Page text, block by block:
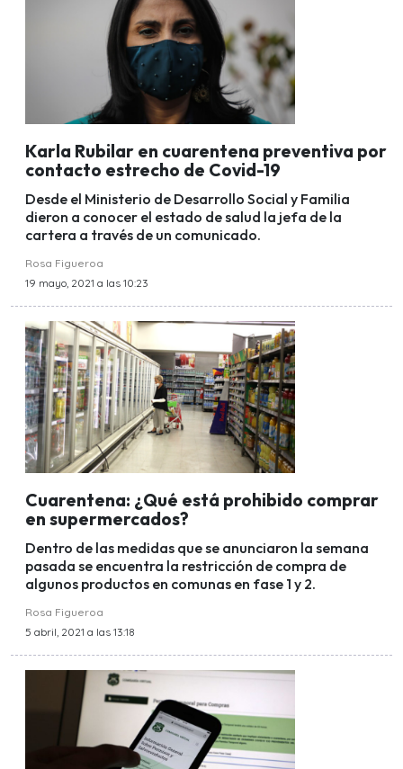
Karla Rubilar en cuarentena preventiva por
contacto estrecho de Covid-19
Desde el Ministerio de Desarrollo Social y Familia
dieron a conocer el estado de salud la jefa de la
cartera a través de un comunicado.
Rosa Figueroa
19 mayo, 2021 a las 10:23
Cuarentena: ¿Qué está prohibido comprar
en supermercados?
Dentro de las medidas que se anunciaron la semana
pasada se encuentra la restricción de compra de
algunos productos en comunas en fase 1 y 2.
Rosa Figueroa
5 abril, 2021 a las 13:18